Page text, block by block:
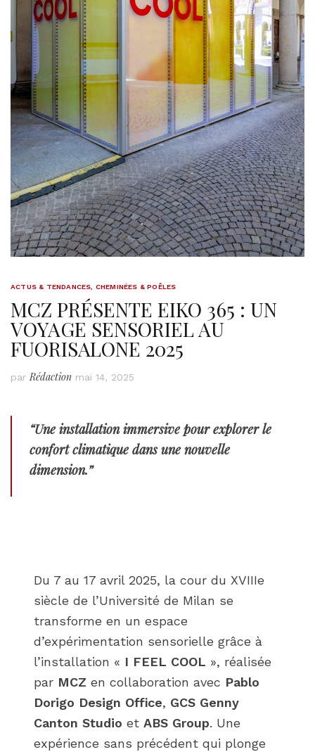
ACTUS & TENDANCES CHEMINÉES & POÊLES
MCZ PRÉSENTE EIKO 365 : UN
VOYAGE SENSORIEL AU
FUORISALONE 2025
par Rédaction mai 14, 2025
“Une installation immersive pour explorer le
confort climatique dans une nouvelle
dimension.”
Du 7 au 17 avril 2025, la cour du XVIIIe
siècle de l’Université de Milan se
transforme en un espace
d’expérimentation sensorielle grâce à
l’installation « I FEEL COOL », réalisée
par MCZen collaboration avec Pablo
Dorigo Design Office, GCS Genny
Canton StudioetABS Group. Une
expérience sans précédent qui plonge